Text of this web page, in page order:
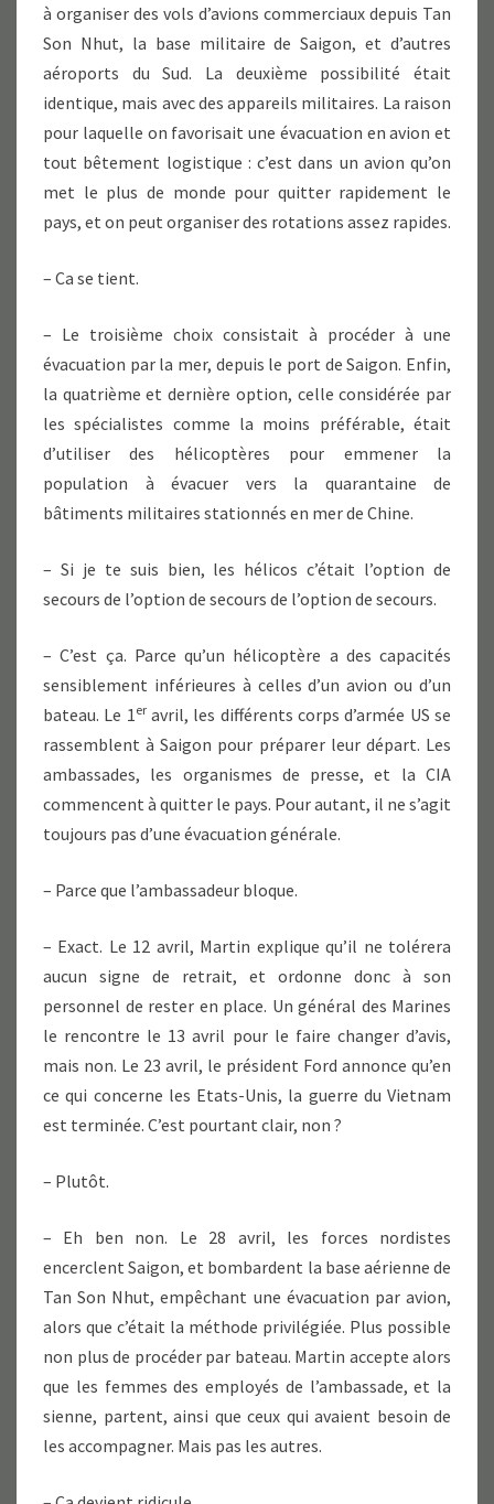
à organiser des vols d’avions commerciaux depuis Tan
Son Nhut, la base militaire de Saigon, et d’autres
aéroports du Sud. La deuxième possibilité était
identique, mais avec des appareils militaires. La raison
pour laquelle on favorisait une évacuation en avion et
tout bêtement logistique : c’est dans un avion qu’on
met le plus de monde pour quitter rapidement le
pays, et on peut organiser des rotations assez rapides.
– Ca se tient.
– Le troisième choix consistait à procéder à une
évacuation par la mer, depuis le port de Saigon. Enfin,
la quatrième et dernière option, celle considérée par
les spécialistes comme la moins préférable, était
d’utiliser des hélicoptères pour emmener la
population à évacuer vers la quarantaine de
bâtiments militaires stationnés en mer de Chine.
– Si je te suis bien, les hélicos c’était l’option de
secours de l’option de secours de l’option de secours.
– C’est ça. Parce qu’un hélicoptère a des capacités
sensiblement inférieures à celles d’un avion ou d’un
bateau. Le 1 eravril, les différents corps d’armée US se
rassemblent à Saigon pour préparer leur départ. Les
ambassades, les organismes de presse, et la CIA
commencent à quitter le pays. Pour autant, il ne s’agit
toujours pas d’une évacuation générale.
– Parce que l’ambassadeur bloque.
– Exact. Le 12 avril, Martin explique qu’il ne tolérera
aucun signe de retrait, et ordonne donc à son
personnel de rester en place. Un général des Marines
le rencontre le 13 avril pour le faire changer d’avis,
mais non. Le 23 avril, le président Ford annonce qu’en
ce qui concerne les Etats-Unis, la guerre du Vietnam
est terminée. C’est pourtant clair, non ?
– Plutôt.
– Eh ben non. Le 28 avril, les forces nordistes
encerclent Saigon, et bombardent la base aérienne de
Tan Son Nhut, empêchant une évacuation par avion,
alors que c’était la méthode privilégiée. Plus possible
non plus de procéder par bateau. Martin accepte alors
que les femmes des employés de l’ambassade, et la
sienne, partent, ainsi que ceux qui avaient besoin de
les accompagner. Mais pas les autres.